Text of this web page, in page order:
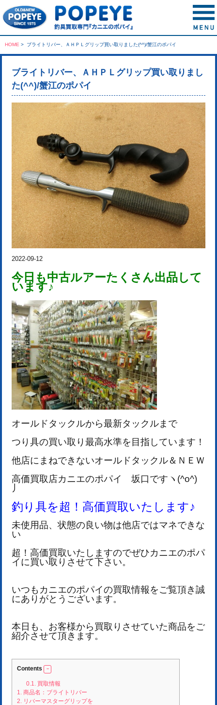
HOME > ブライトリバー、ＡＨＰＬグリップ買い取りました(^^)/蟹江のポパイ
ブライトリバー、ＡＨＰＬグリップ買い取りまし
た(^^)/蟹江のポパイ
2022-09-12
今日も中古ルアーたくさん出品して
います♪
オールドタックルから最新タックルまで
つり具の買い取り最高水準を目指しています！
他店にまねできないオールドタックル＆ＮＥＷ
高価買取店カニエのポパイ 坂口ですヽ(^o^)
丿
釣り具を超！高価買取いたします♪
未使用品、状態の良い物は他店ではマネできな
い
超！高価買取いたしますのでぜひカニエのポパ
イに買い取りさせて下さい。
いつもカニエのポパイの買取情報をご覧頂き誠
にありがとうございます。
本日も、お客様から買取りさせていた商品をご
紹介させて頂きます。
Contents
0.1.買取情報
1. 商品名：ブライトリバー
2. リバーマスターグリップを